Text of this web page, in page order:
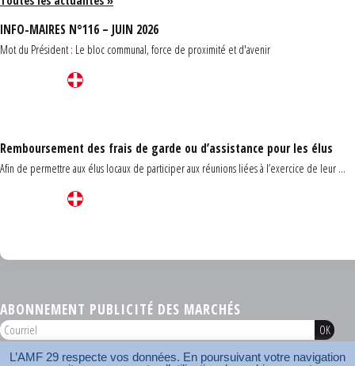
INFO-MAIRES N°116 – JUIN 2026
Mot du Président : Le bloc communal, force de proximité et d'avenir
Remboursement des frais de garde ou d’assistance pour les élus
Afin de permettre aux élus locaux de participer aux réunions liées à l’exercice de leur ...
ABONNEMENT PUBLICITÉ DES MARCHÉS
AMF 29 © 2026
L’AMF 29 respecte vos données. En poursuivant votre navigation